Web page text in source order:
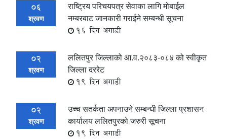
06
श्रवण
राष्ट्रिय परिचयपत्र सेवाका लागि मोबाईल
नम्बरबाट जानकारी गराईने सम्बन्धी सूचना
16 दिन अगाडी
02
श्रवण
ललितपुर जिल्लाको आ.व.२०८३-०८४ को स्वीकृत
जिल्ला दररेट
19 दिन अगाडी
02
श्रवण
उच्च सतर्कता अपनाउने सम्बन्धी जिल्ला प्रशासन
कार्यालय ललितपुरको जरुरी सूचना
19 दिन अगाडी